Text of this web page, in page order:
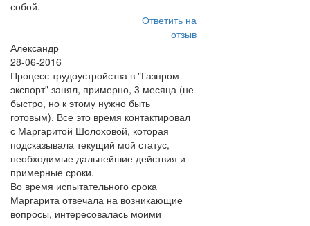
собой.
Ответить на
отзыв
Александр
28-06-2016
Процесс трудоустройства в "Газпром
экспорт" занял, примерно, 3 месяца (не
быстро, но к этому нужно быть
готовым). Все это время контактировал
с Маргаритой Шолоховой, которая
подсказывала текущий мой статус,
необходимые дальнейшие действия и
примерные сроки.
Во время испытательного срока
Маргарита отвечала на возникающие
вопросы, интересовалась моими